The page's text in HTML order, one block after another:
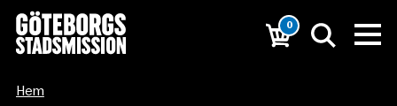
0
Hem